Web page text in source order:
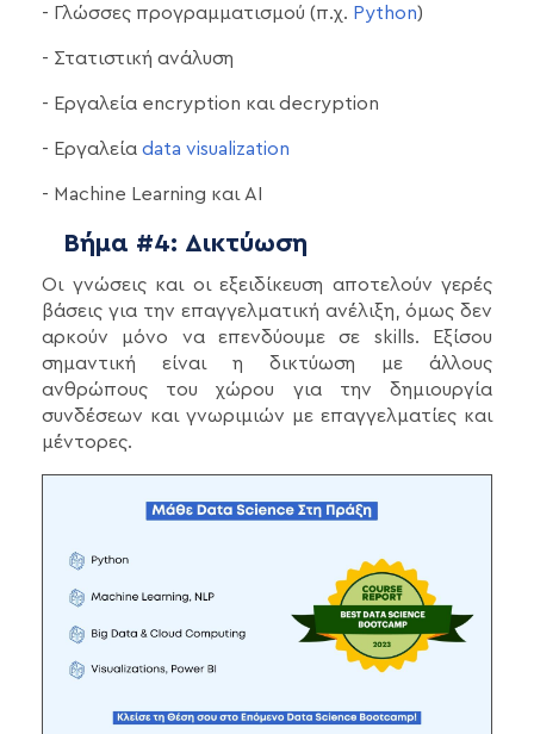
- Γλώσσες προγραμματισμού (π.χ. Python)
- Στατιστική ανάλυση
- Εργαλεία encryption και decryption
- Εργαλεία data visualization
- Machine Learning και AI
Βήμα #4: Δικτύωση
Οι γνώσεις και οι εξειδίκευση αποτελούν γερές
βάσεις για την επαγγελματική ανέλιξη, όμως δεν
αρκούν μόνο να επενδύουμε σε skills. Εξίσου
σημαντική είναι η δικτύωση με άλλους
ανθρώπους του χώρου για την δημιουργία
συνδέσεων και γνωριμιών με επαγγελματίες και
μέντορες.